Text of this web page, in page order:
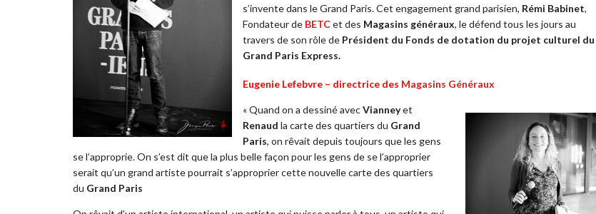
s’invente dans le Grand Paris. Cet engagement grand parisien, Rémi Babinet,
Fondateur de BETCet des Magasins généraux, le défend tous les jours au
travers de son rôle de Président du Fonds de dotation du projet culturel du
Grand Paris Express.
Eugenie Lefebvre – directrice des Magasins Généraux
« Quand on a dessiné avecVianneyet
Renaud la carte des quartiers du Grand
Paris, on rêvait depuis toujours que les gens
se l’approprie. On s’est dit que la plus belle façon pour les gens de se l’approprier
serait qu’un grand artiste pourrait s’approprier cette nouvelle carte des quartiers
du Grand Paris